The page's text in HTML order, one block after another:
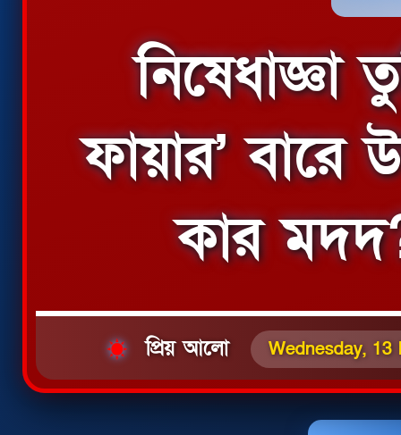
নিষেধাজ্ঞা
ফায়ার’ বারে
কার
প্রিয় আলো Wednesday, 13